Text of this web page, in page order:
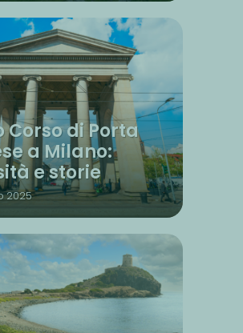
Corso di Porta
a Milano:
e storie
2025